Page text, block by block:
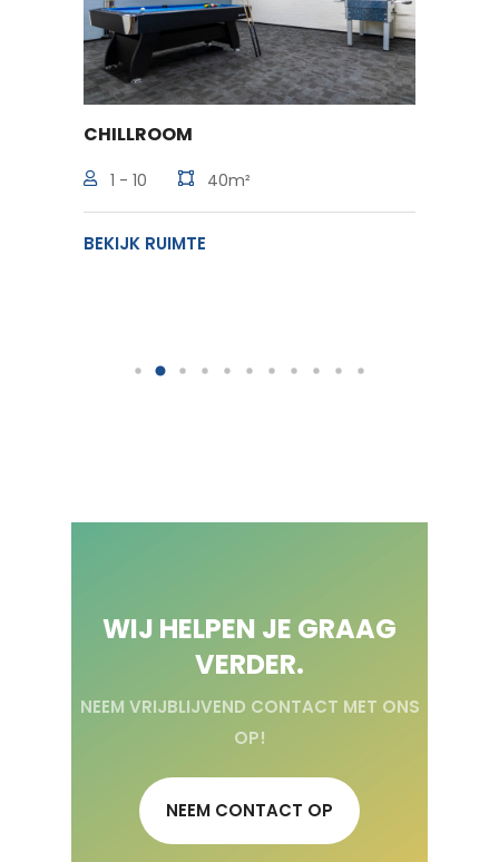
CHILLROOM
1 - 10 40m²
BEKIJK RUIMTE
WIJ HELPEN JE GRAAG
VERDER.
NEEM VRIJBLIJVEND CONTACT MET ONS
OP!
NEEM CONTACT OP